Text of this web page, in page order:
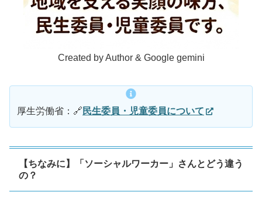
Created by Author & Google gemini
厚生労働省：🔗 民生委員・児童委員について
【ちなみに】「ソーシャルワーカー」さんとどう違う
の？